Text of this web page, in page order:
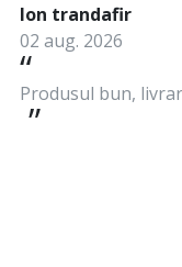
Produsul bun,
Ion trandafir
02 aug. 2026